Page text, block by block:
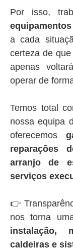
Por isso,
a cada
certeza de
apenas
operar de
Temos total
nossa equipa
oferecemos
reparações
arranjo de
serviços
👉
nos torna
instalação,
caldeiras e